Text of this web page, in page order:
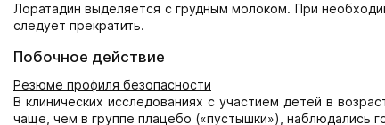
Лоратадин выделяется с грудным молоком. При
следует прекратить.
Побочное действие
Резюме профиля безопасности
В клинических исследованиях с участием детей в
чаще, чем в группе плацебо («пустышки»), наблюдались